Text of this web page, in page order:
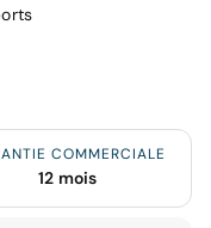
COMMERCIALE
12 mois